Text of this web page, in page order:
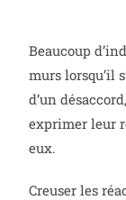
Beaucoup
murs lorsqu’il
d’un
exprimer leur
eux.
Creuser les